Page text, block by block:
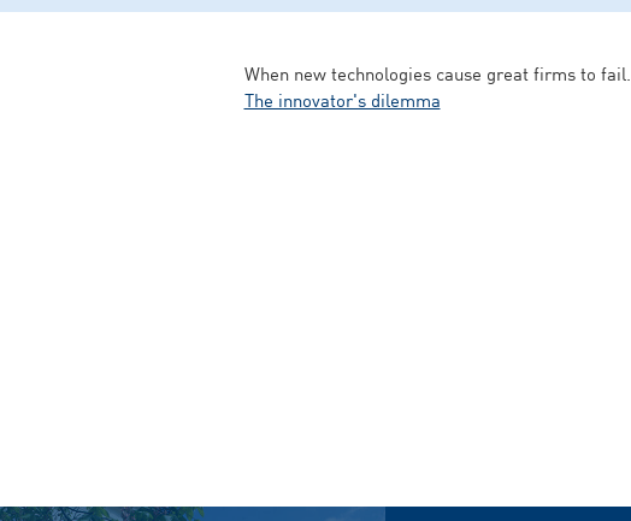
When new technologies cause great firms to fail.
The innovator's dilemma